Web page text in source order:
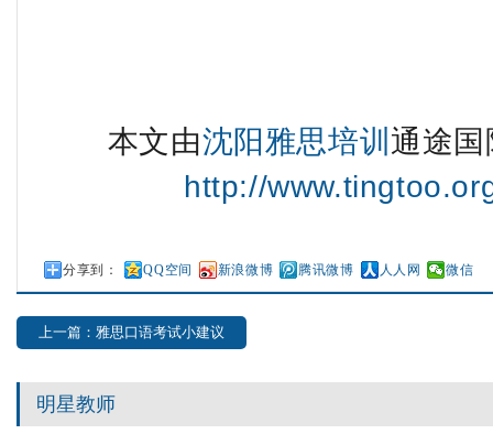
本文由沈阳雅思培训 通途
http://
分享到： QQ空间 新浪微博 腾讯微博 人人网 微信
上一篇：雅思口语考试小建议
明星教师